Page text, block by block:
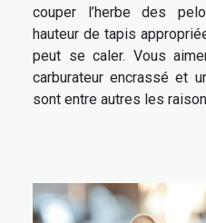
couper l’herbe des
hauteur de tapis
peut se caler. Vous
carburateur encrassé et
sont entre autres les